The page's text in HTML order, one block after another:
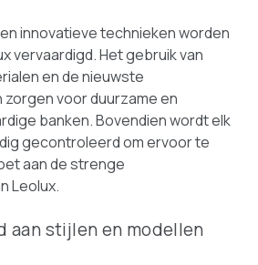
innovatieve technieken worden
vervaardigd. Het gebruik van
en de nieuwste
voor duurzame en
banken. Bovendien wordt elk
gecontroleerd om ervoor te
aan de strenge
Leolux.
aan stijlen en modellen